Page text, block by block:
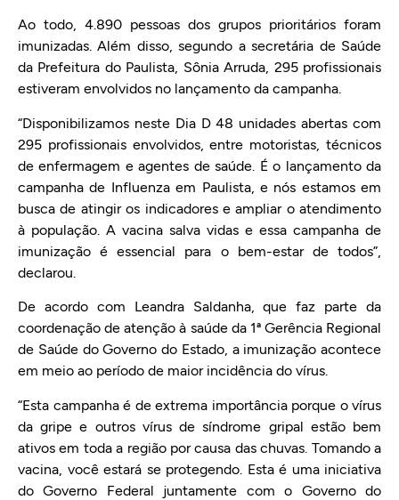
Ao todo, 4.890 pessoas dos grupos prioritários foram
imunizadas. Além disso, segundo a secretária de Saúde
da Prefeitura do Paulista, Sônia Arruda, 295 profissionais
estiveram envolvidos no lançamento da campanha.
“Disponibilizamos neste Dia D 48 unidades abertas com
295 profissionais envolvidos, entre motoristas, técnicos
de enfermagem e agentes de saúde. É o lançamento da
campanha de Influenza em Paulista, e nós estamos em
busca de atingir os indicadores e ampliar o atendimento
à população. A vacina salva vidas e essa campanha de
imunização é essencial para o bem-estar de todos”,
declarou.
De acordo com Leandra Saldanha, que faz parte da
coordenação de atenção à saúde da 1ª Gerência Regional
de Saúde do Governo do Estado, a imunização acontece
em meio ao período de maior incidência do vírus.
“Esta campanha é de extrema importância porque o vírus
da gripe e outros vírus de síndrome gripal estão bem
ativos em toda a região por causa das chuvas. Tomando a
vacina, você estará se protegendo. Esta é uma iniciativa
do Governo Federal juntamente com o Governo do